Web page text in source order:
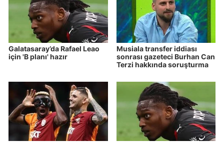
Galatasaray’da Rafael Leao
için 'B planı' hazır
Musiala transfer iddiası
sonrası gazeteci Burhan Can
Terzi hakkında soruşturma